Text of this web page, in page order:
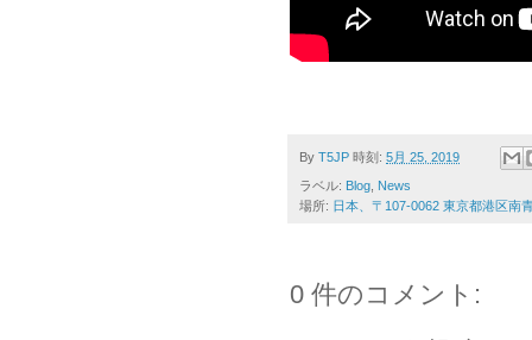
By T5JP 時刻: 5月 25, 2019
ラベル: Blog News
場所: 日本、〒107-0062 東京都港区南
0 件のコメント: